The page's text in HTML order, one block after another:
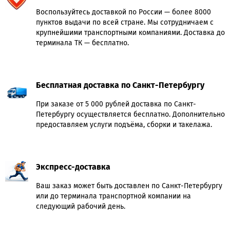
Воспользуйтесь доставкой по России — более 8000
пунктов выдачи по всей стране. Мы сотрудничаем с
крупнейшими транспортными компаниями. Доставка до
терминала ТК — бесплатно.
Бесплатная доставка по Санкт-Петербургу
При заказе от 5 000 рублей доставка по Санкт-
Петербургу осуществляется бесплатно. Дополнительно
предоставляем услуги подъёма, сборки и такелажа.
Экспресс-доставка
Ваш заказ может быть доставлен по Санкт-Петербургу
или до терминала транспортной компании на
следующий рабочий день.